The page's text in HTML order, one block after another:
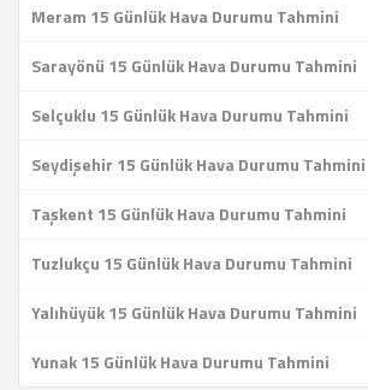
Meram 15 Günlük Hava Durumu Tahmini
Sarayönü 15 Günlük Hava Durumu Tahmini
Selçuklu 15 Günlük Hava Durumu Tahmini
Seydişehir 15 Günlük Hava Durumu Tahmini
Taşkent 15 Günlük Hava Durumu Tahmini
Tuzlukçu 15 Günlük Hava Durumu Tahmini
Yalıhüyük 15 Günlük Hava Durumu Tahmini
Yunak 15 Günlük Hava Durumu Tahmini